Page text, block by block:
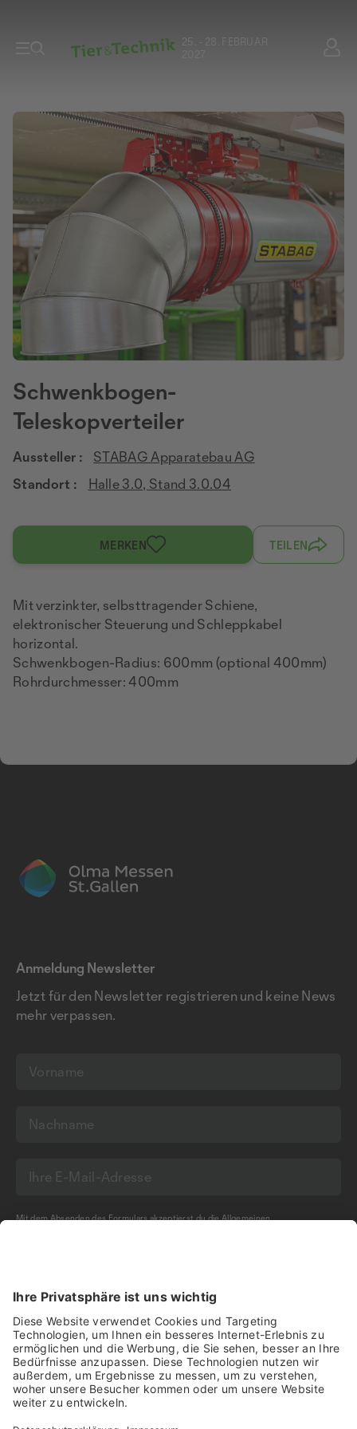
25. - 28. FEBRUAR
Schwenkbogen-
Teleskopverteiler
Aussteller :
STABAG Apparatebau AG
Standort :
Halle 3.0, Stand 3.0.04
MERKEN TEILEN
Mit verzinkter, selbsttragender Schiene,
elektronischer Steuerung und Schleppkabel
horizontal.
Schwenkbogen-Radius: 600mm (optional 400mm)
Rohrdurchmesser: 400mm
Anmeldung Newsletter
Jetzt für den Newsletter registrieren und keine News
mehr verpassen.
Mit dem Absenden des Formulars akzeptierst du dieAllgemeinen